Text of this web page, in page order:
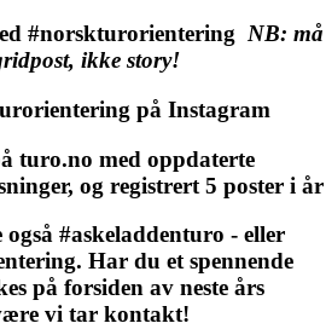
#norskturorientering NB: må
ikke story!
på Instagram
turo.no med oppdaterte
og registrert 5 poster i år
#askeladdenturo - eller
Har du et spennende
på forsiden av neste års
vi tar kontakt!